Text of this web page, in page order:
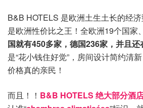
B&B HOTELS 是欧洲土生土长的经
是欧洲性价比之王！全欧洲19个国家
国就有450多家，德国236家，并且还
是“花小钱住好觉”，房间设计简约清
价格真的亲民！
而且！！ B&B HOTELS 绝大部分酒